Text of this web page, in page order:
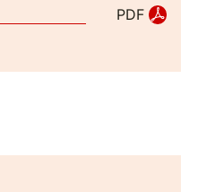
PDF